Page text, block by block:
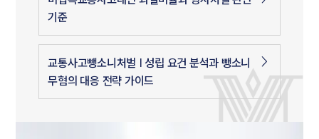
기준
교통사고뺑소니처벌 | 성립 요건 분석과 뺑소니
무혐의 대응 전략 가이드